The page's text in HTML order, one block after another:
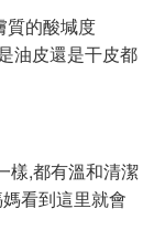
的酸堿度
油皮還是干皮都
,都有溫和清潔
看到這里就會